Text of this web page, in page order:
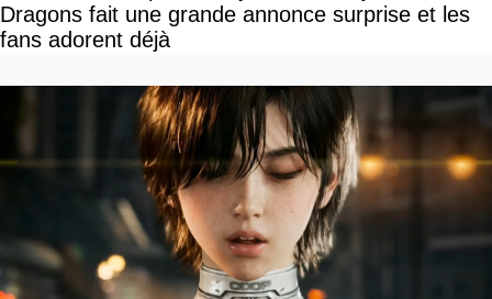
Dragons fait une grande annonce surprise et les
fans adorent déjà